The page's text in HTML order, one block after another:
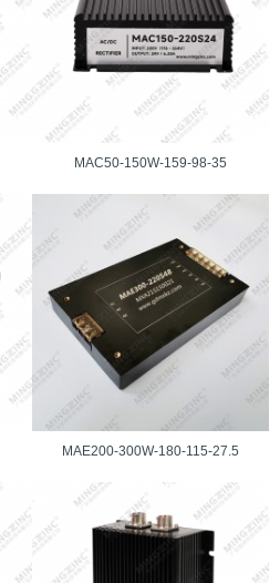
MAC50-150W-159-98-35
MAE200-300W-180-115-27.5